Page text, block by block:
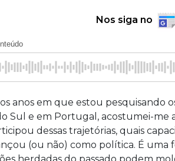
Nos siga no
anos em que estou pesquisando
Sul e em Portugal, acostumei-
dessas trajetórias, quais
(ou não) como política. É uma
herdadas do passado podem